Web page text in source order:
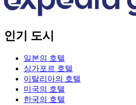
인기 도시
일본의 호텔
싱가포르 호텔
이탈리아의 호텔
미국의 호텔
한국의 호텔